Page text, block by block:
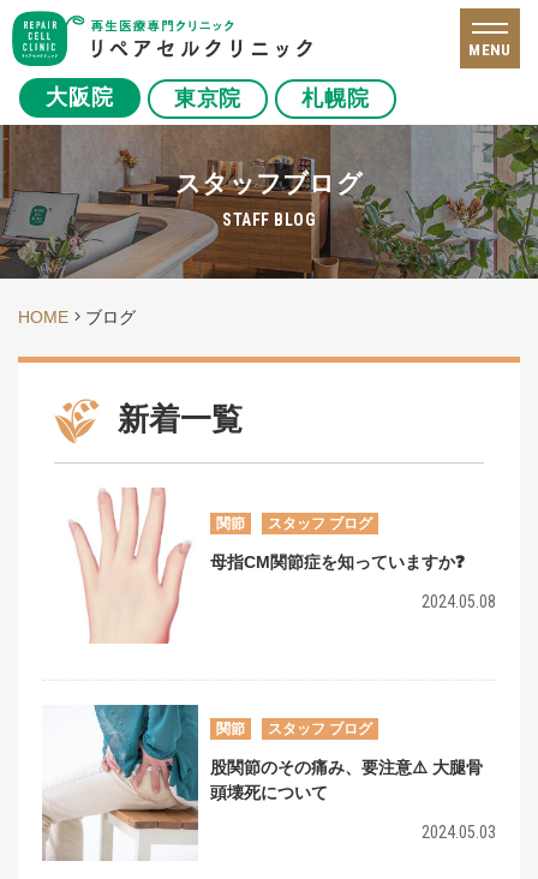
大阪院 東京院 札幌院
MENU
スタッフブログ
STAFF BLOG
HOME ブログ
新着一覧
関節 スタッフ ブログ
母指CM関節症を知っていますか❓
2024.05.08
関節 スタッフ ブログ
股関節のその痛み、要注意⚠️ 大腿骨
頭壊死について
2024.05.03